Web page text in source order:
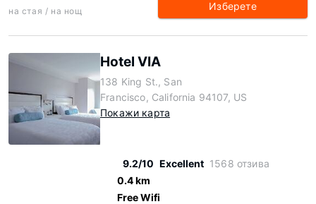
на стая / на нощ Изберете
Hotel VIA
138 King St., San
Francisco, California 94107, US
Покажи карта
9.2/10 Excellent 1568 отзива
0.4 km
Free Wifi